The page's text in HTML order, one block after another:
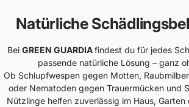
Natürliche
Bei GREEN GUARDIAfindest du für jedes
passende natürliche Lösung – ganz
Ob Schlupfwespen gegen Motten,
oder Nematoden gegen Trauermücken und
Nützlinge helfen zuverlässig im Haus, Garten